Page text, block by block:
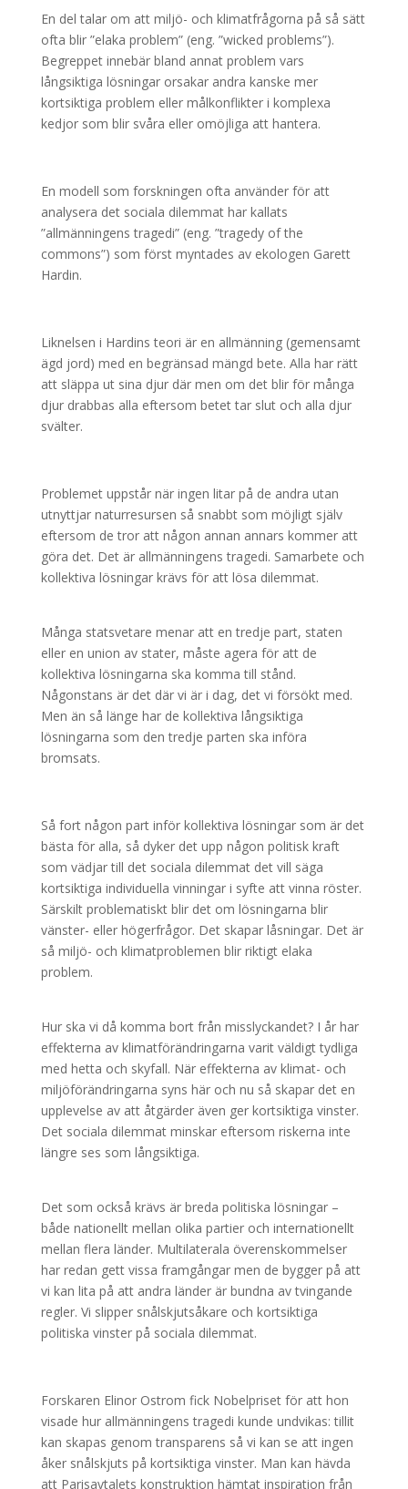
En del talar om att miljö- och klimatfrågorna på så sätt
ofta blir ”elaka problem” (eng. ”wicked problems”).
Begreppet innebär bland annat problem vars
långsiktiga lösningar orsakar andra kanske mer
kortsiktiga problem eller målkonflikter i komplexa
kedjor som blir svåra eller omöjliga att hantera.
En modell som forskningen ofta använder för att
analysera det sociala dilemmat har kallats
”allmänningens tragedi” (eng. ”tragedy of the
commons”) som först myntades av ekologen Garett
Hardin.
Liknelsen i Hardins teori är en allmänning (gemensamt
ägd jord) med en begränsad mängd bete. Alla har rätt
att släppa ut sina djur där men om det blir för många
djur drabbas alla eftersom betet tar slut och alla djur
svälter.
Problemet uppstår när ingen litar på de andra utan
utnyttjar naturresursen så snabbt som möjligt själv
eftersom de tror att någon annan annars kommer att
göra det. Det är allmänningens tragedi. Samarbete och
kollektiva lösningar krävs för att lösa dilemmat.
Många statsvetare menar att en tredje part, staten
eller en union av stater, måste agera för att de
kollektiva lösningarna ska komma till stånd.
Någonstans är det där vi är i dag, det vi försökt med.
Men än så länge har de kollektiva långsiktiga
lösningarna som den tredje parten ska införa
bromsats.
Så fort någon part inför kollektiva lösningar som är det
bästa för alla, så dyker det upp någon politisk kraft
som vädjar till det sociala dilemmat det vill säga
kortsiktiga individuella vinningar i syfte att vinna röster.
Särskilt problematiskt blir det om lösningarna blir
vänster- eller högerfrågor. Det skapar låsningar. Det är
så miljö- och klimatproblemen blir riktigt elaka
problem.
Hur ska vi då komma bort från misslyckandet? I år har
effekterna av klimatförändringarna varit väldigt tydliga
med hetta och skyfall. När effekterna av klimat- och
miljöförändringarna syns här och nu så skapar det en
upplevelse av att åtgärder även ger kortsiktiga vinster.
Det sociala dilemmat minskar eftersom riskerna inte
längre ses som långsiktiga.
Det som också krävs är breda politiska lösningar –
både nationellt mellan olika partier och internationellt
mellan flera länder. Multilaterala överenskommelser
har redan gett vissa framgångar men de bygger på att
vi kan lita på att andra länder är bundna av tvingande
regler. Vi slipper snålskjutsåkare och kortsiktiga
politiska vinster på sociala dilemmat.
Forskaren Elinor Ostrom fick Nobelpriset för att hon
visade hur allmänningens tragedi kunde undvikas: tillit
kan skapas genom transparens så vi kan se att ingen
åker snålskjuts på kortsiktiga vinster. Man kan hävda
att Parisavtalets konstruktion hämtat inspiration från